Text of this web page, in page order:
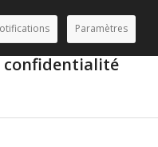
Paramètres
confidentialité